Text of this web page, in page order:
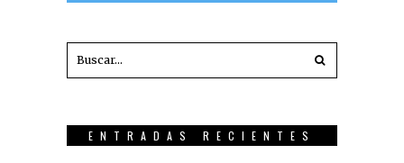
ENTRADAS RECIENTES